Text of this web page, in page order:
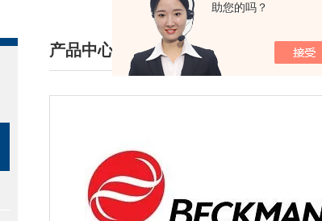
助您的吗？
产品中心
/ PRODUCTS CENTER
首页>